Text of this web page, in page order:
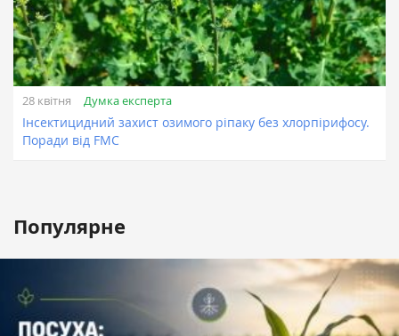
28 квітня Думка експерта
Інсектицидний захист озимого ріпаку без хлорпірифосу.
Поради від FMC
Популярне